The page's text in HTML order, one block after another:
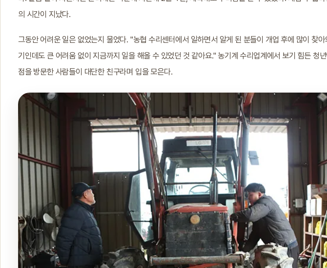
의 시간이 지났다.
그동안 어려운 일은 없었는지 물었다. "농협 수리센터에서 일하면서 알게 된 분들이 개업 후에 많이 찾
기인데도 큰 어려움 없이 지금까지 일을 해올 수 있었던 것 같아요." 농기계 수리업계에서 보기 힘든 청
점을 방문한 사람들이 대단한 친구라며 입을 모은다.